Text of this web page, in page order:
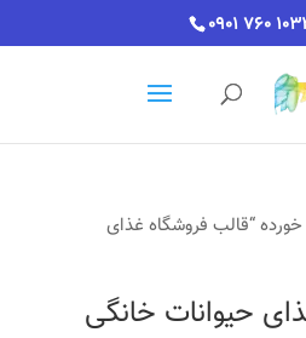
0901 760
“قالب فروشگاه غذای
حیوانات خانگی